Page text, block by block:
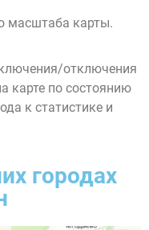
масштаба карты.
отключения
карте по состоянию
к статистике и
городах